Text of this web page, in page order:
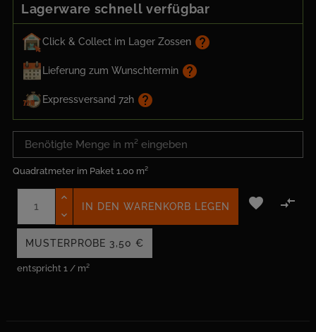
Lagerware schnell verfügbar
Click & Collect im Lager Zossen help
Lieferung zum Wunschtermin help
Expressversand 72h help
Quadratmeter im Paket 1.00 m²
entspricht 1 / m²
IN DEN WARENKORB LEGEN  
MUSTERPROBE 3,50 €